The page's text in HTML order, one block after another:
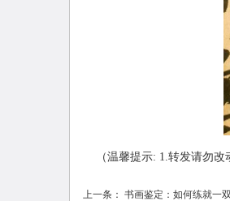
（温馨提示: 1.转发请勿改
上一条： 书画鉴定：如何练就一